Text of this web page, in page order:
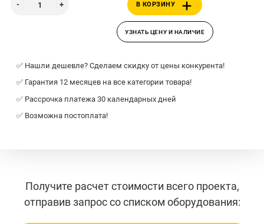
В КОРЗИНУ
УЗНАТЬ ЦЕНУ И НАЛИЧИЕ
✅ Нашли дешевле? Сделаем скидку от цены конкурента!
✅ Гарантия 12 месяцев на все категории товара!
✅ Рассрочка платежа 30 календарных дней
✅ Возможна постоплата!
Получите расчет стоимости всего проекта,
отправив запрос со списком оборудования: